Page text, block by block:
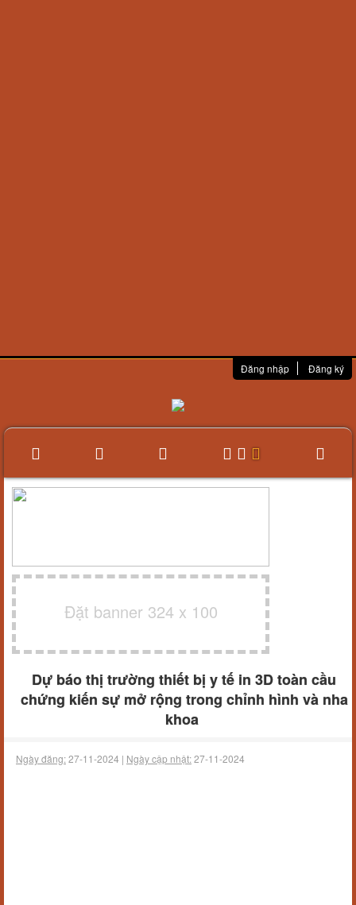
Đăng nhập Đăng ký
Đặt banner 324 x 100
Dự báo thị trường thiết bị y tế in 3D toàn cầu
chứng kiến ​​sự mở rộng trong chỉnh hình và nha
khoa
Ngày đăng:27-11-2024 | Ngày cập nhật:27-11-2024